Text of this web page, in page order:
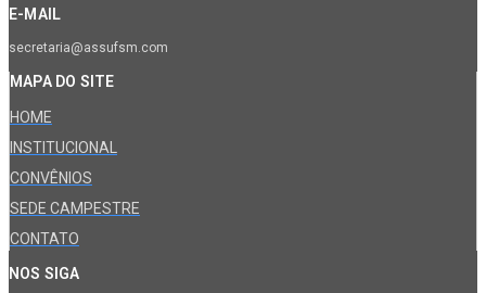
E-MAIL
secretaria@assufsm.com
MAPA DO SITE
HOME
INSTITUCIONAL
CONVÊNIOS
SEDE CAMPESTRE
CONTATO
NOS SIGA